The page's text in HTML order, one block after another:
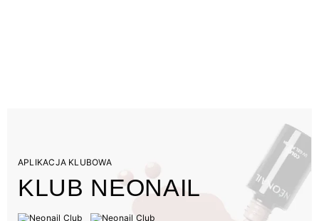
APLIKACJA KLUBOWA
KLUB NEONAIL